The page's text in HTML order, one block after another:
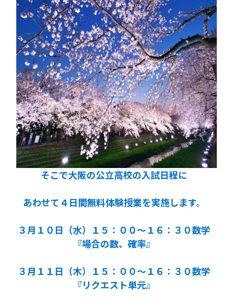
そこで大阪の公立高校の入試日程に
あわせて４日間無料体験授業を実施します。
３月１０日（水）１５：００～１６：３０数学
『場合の数、確率』
３月１１日（木）１５：００～１６：３０数学
『リクエスト単元』